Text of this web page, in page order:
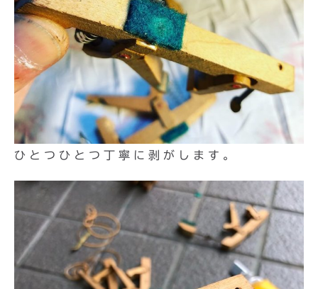
ひとつひとつ丁寧に剥がします。